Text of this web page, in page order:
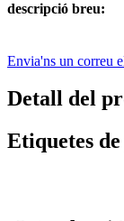
descripció breu:
Envia'ns un correu
Detall del
Etiquetes